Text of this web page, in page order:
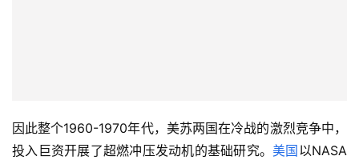
因此整个1960-1970年代，美苏两国在冷战的激烈竞争中，
投入巨资开展了超燃冲压发动机的基础研究。美国 以NASA